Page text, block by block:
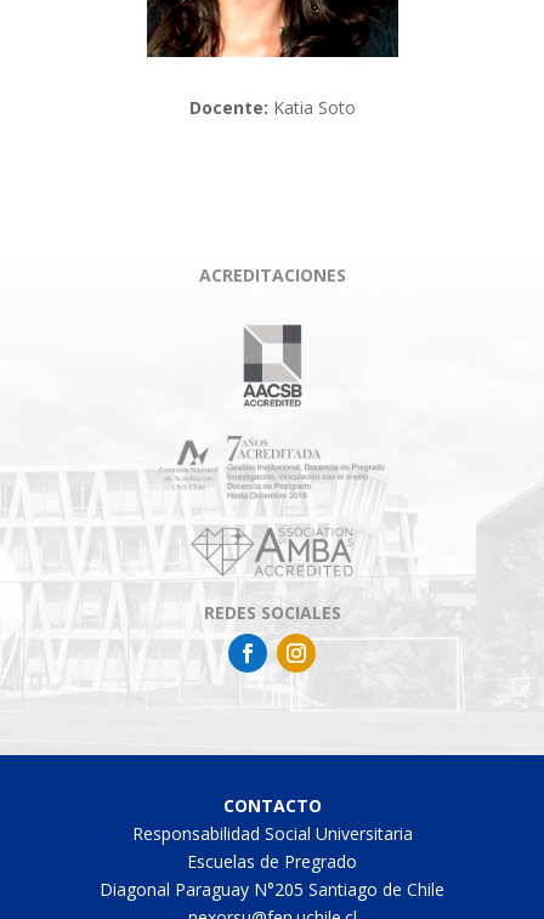
Docente: Katia Soto
ACREDITACIONES
REDES SOCIALES
CONTACTO
Responsabilidad Social Universitaria
Escuelas de Pregrado
Diagonal Paraguay N°205 Santiago de Chile